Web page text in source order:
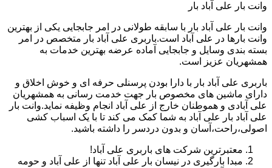
وانت بار علی آباد بار
وانت بار علی آباد بار با سابقه طولانی در امر جابجایی یکی از بهترین
وانت بارها در علی آباد است.باربری علی آباد بار متخصص در امر
بسته بندی وسایل و جابجایی آماده عرضه بهترین خدمات به
همشهریان عزیز است.
باربری علی آباد بار با دارا بودن پرسنلی حرفه ای و خوش اخلاق و
دارای ماشین های مخصوص بار جهت خدمت رسانی به همشهریان
علی آبادی و هموطنان خارج از علی آباد انجام وظیفه نماید.وانت بار
علی آباد بار علی آباد به شما کمک می کند تا با یک اسباب کشی
اصولی،راحت،آسان و بدون دردسر را داشته باشید.
معتبرترین شرکت های باربری علی آباد!
مبدا بارگیری در نیسان بار علی آباد تنها از علی آباد و حومه